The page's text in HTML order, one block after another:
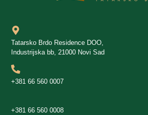
Tatarsko Brdo Residence DOO,
Industrijska bb, 21000 Novi Sad
+381 66 560 0007
+381 66 560 0008